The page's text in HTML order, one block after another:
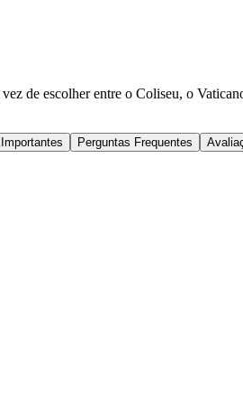
de escolher entre o Coliseu, o
Perguntas Frequentes